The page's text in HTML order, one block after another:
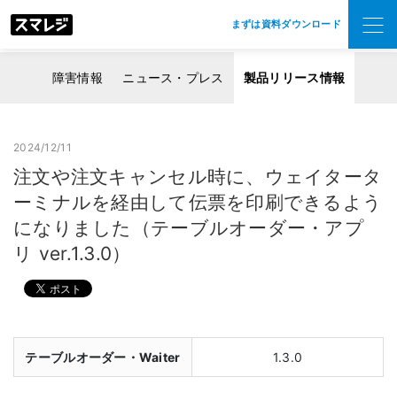
まずは資料ダウンロード
障害情報 ニュース・プレス 製品リリース情報
2024/12/11
注文や注文キャンセル時に、ウェイタータ
ーミナルを経由して伝票を印刷できるよう
になりました（テーブルオーダー・アプ
リ ver.1.3.0）
テーブルオーダー・Waiter 1.3.0